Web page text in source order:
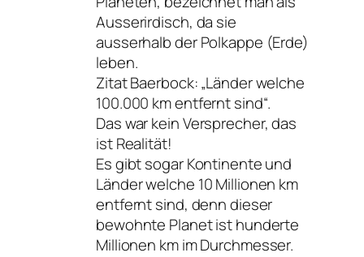
Ausserirdisch, da sie
ausserhalb der Polkappe (Erde)
leben.
Zitat Baerbock: „Länder welche
100.000 km entfernt sind“.
Das war kein Versprecher, das
ist Realität!
Es gibt sogar Kontinente und
Länder welche 10 Millionen km
entfernt sind, denn dieser
bewohnte Planet ist hunderte
Millionen km im Durchmesser.